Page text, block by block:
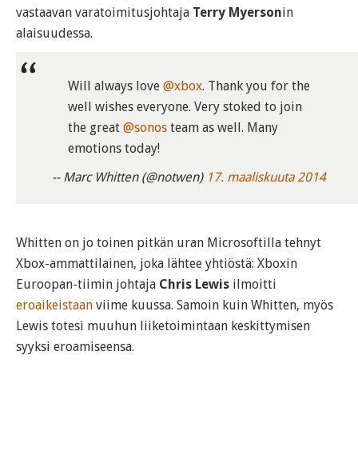
vastaavan varatoimitusjohtaja Terry Myersonin
alaisuudessa.
Will always love @xbox. Thank you for the
well wishes everyone. Very stoked to join
the great @sonosteam as well. Many
emotions today!
-- Marc Whitten (@notwen) 17. maaliskuuta 2014
Whitten on jo toinen pitkän uran Microsoftilla tehnyt
Xbox-ammattilainen, joka lähtee yhtiöstä: Xboxin
Euroopan-tiimin johtaja Chris Lewis ilmoitti
eroaikeistaan viime kuussa. Samoin kuin Whitten, myös
Lewis totesi muuhun liiketoimintaan keskittymisen
syyksi eroamiseensa.